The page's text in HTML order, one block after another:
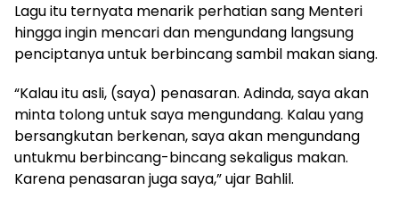
Lagu itu ternyata menarik perhatian sang Menteri
hingga ingin mencari dan mengundang langsung
penciptanya untuk berbincang sambil makan siang.
“Kalau itu asli, (saya) penasaran. Adinda, saya akan
minta tolong untuk saya mengundang. Kalau yang
bersangkutan berkenan, saya akan mengundang
untukmu berbincang-bincang sekaligus makan.
Karena penasaran juga saya,” ujar Bahlil.